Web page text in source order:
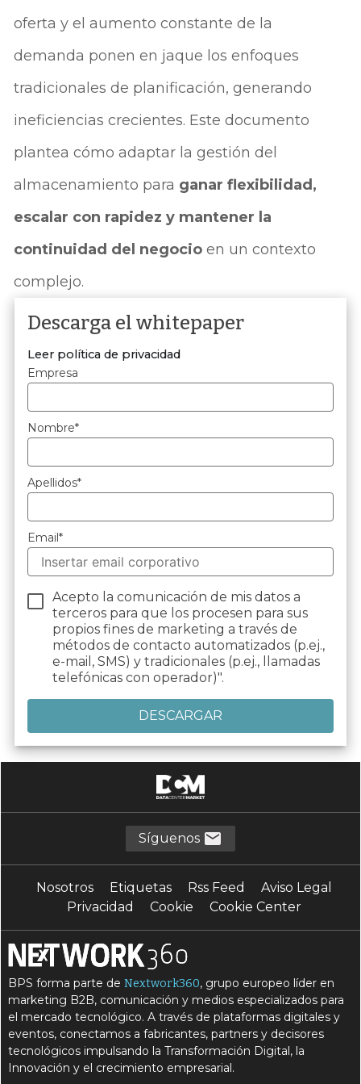
oferta y el aumento constante de la
demanda ponen en jaque los enfoques
tradicionales de planificación, generando
ineficiencias crecientes. Este documento
plantea cómo adaptar la gestión del
almacenamiento para ganar flexibilidad,
escalar con rapidez y mantener la
continuidad del negocioen un contexto
complejo.
Descarga el whitepaper
Leer política de privacidad
Empresa
Nombre*
Apellidos*
Email*
Acepto la comunicación de mis datos a
terceros para que los procesen para sus
propios fines de marketing a través de
métodos de contacto automatizados (p.ej.,
e-mail, SMS) y tradicionales (p.ej., llamadas
telefónicas con operador)".
Síguenos
Nosotros Etiquetas Rss Feed
Aviso Legal
Privacidad
Cookie Cookie Center
BPS forma parte deNextwork360, grupo europeo líder en
marketing B2B, comunicación y medios especializados para
el mercado tecnológico. A través de plataformas digitales y
eventos, conectamos a fabricantes, partners y decisores
tecnológicos impulsando la Transformación Digital, la
Innovación y el crecimiento empresarial.